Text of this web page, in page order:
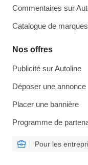
Commentaires sur
Catalogue de marques
Nos offres
Publicité sur Autoline
Déposer une annonce
Placer une bannière
Programme de
Pour les